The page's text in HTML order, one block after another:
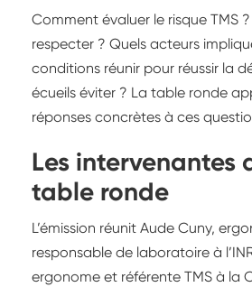
Comment évaluer le risque TMS
respecter ? Quels acteurs
conditions réunir pour réussir la
écueils éviter ? La table ronde
réponses concrètes à ces
Les intervenantes
table ronde
L’émission réunit Aude Cuny,
responsable de laboratoire à
ergonome et référente TMS à la